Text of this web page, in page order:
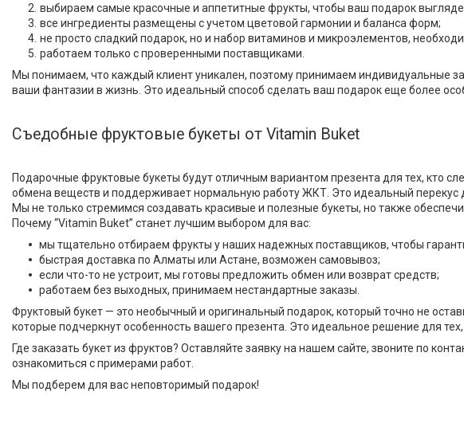
выбираем самые красочные и аппетитные фрукты, чтобы ваш подарок
все ингредиенты размещены с учетом цветовой гармонии и баланса форм;
не просто сладкий подарок, но и набор витаминов и микроэлементов,
работаем только с проверенными поставщиками.
Мы понимаем, что каждый клиент уникален, поэтому принимаем индивидуальные
ваши фантазии в жизнь. Это идеальный способ сделать ваш подарок еще более
Съедобные фруктовые букеты от Vitamin Buket
Подарочные фруктовые букеты будут отличным вариантом презента для тех, кто
обмена веществ и поддерживает нормальную работу ЖКТ. Это идеальный перекус
Мы не только стремимся создавать красивые и полезные букеты, но также
Почему “Vitamin Buket” станет лучшим выбором для вас:
мы тщательно отбираем фрукты у наших надежных поставщиков, чтобы
быстрая доставка по Алматы или Астане, возможен самовывоз;
если что-то не устроит, мы готовы предложить обмен или возврат средств;
работаем без выходных, принимаем нестандартные заказы.
Фруктовый букет — это необычный и оригинальный подарок, который точно не
которые подчеркнут особенность вашего презента. Это идеальное решение для
Где заказать букет из фруктов? Оставляйте заявку на нашем сайте, звоните по
ознакомиться с примерами работ.
Мы подберем для вас неповторимый подарок!